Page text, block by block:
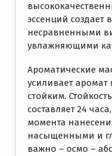
эссенций создает
несравненными
увлажняющими
Ароматические
усиливает аромат
стойким.
составляет 24
момента
насыщенными и
важно – осмо –